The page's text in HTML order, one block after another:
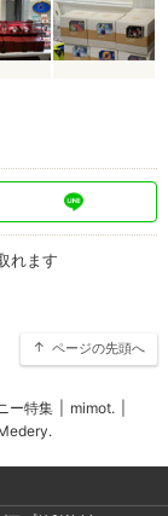
れます
ページの先頭へ
ー特集 mimot.